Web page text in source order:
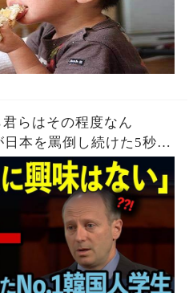
君らはその程度なん
本を罵倒し続けた5秒
完全論破した瞬間